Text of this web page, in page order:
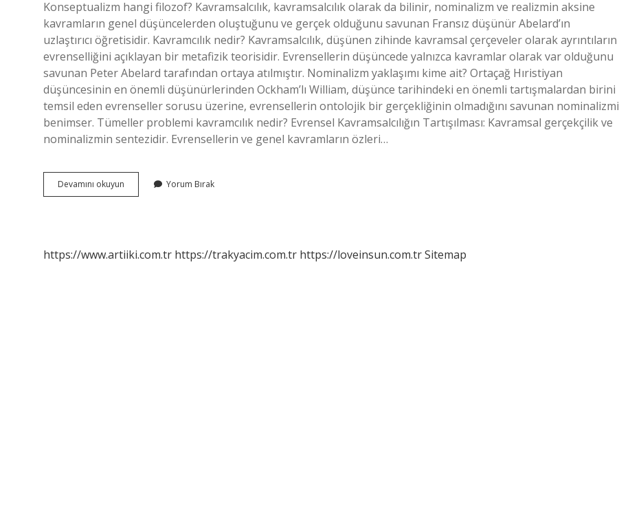
Konseptualizm hangi filozof? Kavramsalcılık, kavramsalcılık olarak da bilinir, nominalizm ve realizmin aksine
kavramların genel düşüncelerden oluştuğunu ve gerçek olduğunu savunan Fransız düşünür Abelard’ın
uzlaştırıcı öğretisidir. Kavramcılık nedir? Kavramsalcılık, düşünen zihinde kavramsal çerçeveler olarak ayrıntıların
evrenselliğini açıklayan bir metafizik teorisidir. Evrensellerin düşüncede yalnızca kavramlar olarak var olduğunu
savunan Peter Abelard tarafından ortaya atılmıştır. Nominalizm yaklaşımı kime ait? Ortaçağ Hıristiyan
düşüncesinin en önemli düşünürlerinden Ockham’lı William, düşünce tarihindeki en önemli tartışmalardan birini
temsil eden evrenseller sorusu üzerine, evrensellerin ontolojik bir gerçekliğinin olmadığını savunan nominalizmi
benimser. Tümeller problemi kavramcılık nedir? Evrensel Kavramsalcılığın Tartışılması: Kavramsal gerçekçilik ve
nominalizmin sentezidir. Evrensellerin ve genel kavramların özleri…
Devamını okuyun Kavramcılık
Yaklaşımı
Yorum Bırak
https://www.artiiki.com.tr https://trakyacim.com.tr https://loveinsun.com.trSitemap